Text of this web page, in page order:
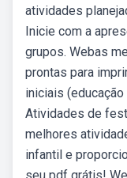
atividades
Inicie com a
grupos. Webas
prontas para
iniciais
Atividades de
melhores
infantil e